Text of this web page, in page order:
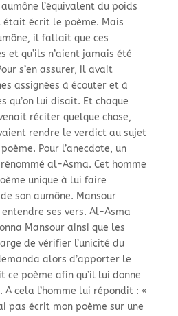
l’équivalent du poids
écrit le poème. Mais
il fallait que ces
et qu’ils n’aient jamais été
s’en assurer, il avait
assignées à écouter et à
qu’on lui disait. Et chaque
réciter quelque chose,
rendre le verdict au sujet
Pour l’anecdote, un
al-Asma. Cet homme
unique à lui faire
son aumône. Mansour
ses vers. Al-Asma
Mansour ainsi que les
de vérifier l’unicité du
alors d’apporter le
poème afin qu’il lui donne
A cela l’homme lui répondit : «
pas écrit mon poème sur une